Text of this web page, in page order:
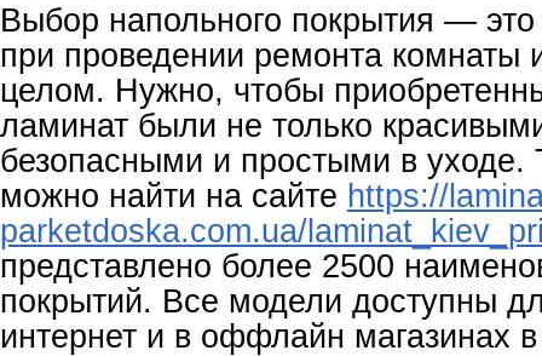
Выбор напольного покрытия —
при проведении ремонта комнаты
целом. Нужно, чтобы
ламинат были не только
безопасными и простыми в уходе.
можно найти на сайте https://
parketdoska.com.ua/
представлено более 2500
покрытий. Все модели доступны
интернет и в оффлайн магазинах